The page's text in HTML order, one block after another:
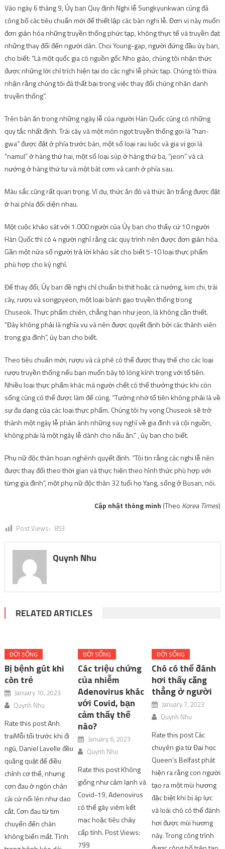
Vào ngày 6 tháng 9, Ủy ban Quy định Nghi lễ Sungkyunkwan cũng đã
công bố các tiêu chuẩn mới để thiết lập các bàn nghi lễ. Đơn vị này muốn
đơn giản hóa những truyền thống phức tạp, không thực tế và truyền đạt
những thay đổi đến người dân. Choi Young-gap, người đứng đầu ủy ban,
cho biết: “Là một quốc gia có nguồn gốc Nho giáo, chúng tôi nhận thức
được những lời chỉ trích hiện tại do các nghi lễ phức tạp. Chúng tôi thừa
nhận rằng chúng tôi đã thất bại trong việc thay đổi chúng nhân danh
truyền thống”.
Trên bàn ăn trong những ngày lễ của người Hàn Quốc cũng có những
quy tắc nhất định. Trái cây và một món ngọt truyền thống gọi là “han-
gwa” được đặt ở phía trước bàn, một số loại rau luộc và gia vị gọi là
“namul” ở hàng thứ hai, một số loại súp ở hàng thứ ba, “jeon” và cá
nướng ở hàng thứ tư và một bát cơm và canh ở phía sau.
Màu sắc cũng rất quan trọng. Ví dụ, thức ăn đỏ và thức ăn trắng được đặt
ở hai phía đối diện nhau.
Một cuộc khảo sát với 1.000 người của Ủy ban cho thấy cứ 10 người
Hàn Quốc thì có 4 người nghĩ rằng các quy trình nên được đơn giản hóa.
Gần một nửa số người trả lời khảo sát cho biết 5-10 loại thực phẩm
phù hợp cho kỳ nghỉ.
Để thay đổi, Ủy ban đề nghị chỉ chuẩn bị thịt hoặc cá nướng, kim chi, trái
cây, rượu và songpyeon, một loại bánh gạo truyền thống trong
Chuseok. Thực phẩm chiên, chẳng hạn như jeon, là không cần thiết.
“Đây không phải là nghĩa vụ và nên được quyết định bởi các thành viên
trong gia đình”, ủy ban cho biết.
Theo tiêu chuẩn mới, rượu và cà phê có thể được thay thế cho các loại
rượu truyền thống nếu bạn muốn bày tỏ lòng kính trọng với tổ tiên.
Nhiều loại thực phẩm khác mà người chết có thể thưởng thức khi còn
sống cũng có thể được làm để cúng. “Tưởng nhớ tổ tiên không phải là về
sự đa dạng của các loại thực phẩm. Chúng tôi hy vọng Chuseok sẽ trở
thành một ngày lễ phản ánh những suy nghĩ về gia đình và cội nguồn,
không phải là một ngày lễ dành cho nấu ăn.” , ủy ban cho biết.
Phụ nữ độc thân hoan nghênh quyết định. “Tôi tin rằng các nghi lễ nên
được thay đổi theo thời gian và thực hiện theo hình thức phù hợp với
từng gia đình”, một phụ nữ độc thân 32 tuổi họ Yang, sống ở Busan, nói.
Cập nhật thông minh (Theo Korea Times)
Post Views: 853
Quynh Nhu
RELATED ARTICLES
ĐỜI SỐNG
Bị bệnh gút khi
còn trẻ
January 10, 2023
Quynh Nhu
Rate this post Anh
traiMỗi tối trước khi đi
ngủ, Daniel Lavelle đều
quăng quật để điều
chỉnh cơ thể, nhưng
cơn đau ở ngón chân
cái cứ nổi lên như dao
cắt. Cơn đau từ tim
chuyển đến chân
không biến mất. Tình
ĐỜI SỐNG
Các triệu chứng
của nhiễm
Adenovirus khác
với Covid, bạn
cảm thấy thế
nào?
January 6, 2023
Quynh Nhu
Rate this post Không
giống như cảm lạnh và
Covid-19, Adenovirus
có thể gây viêm kết
mạc hoặc tiêu chảy
cấp tính. Post Views:
799
ĐỜI SỐNG
Chó có thể đánh
hơi thấy căng
thẳng ở người
January 7, 2023
Quynh Nhu
Rate this post Các
chuyên gia từ Đại học
Queen’s Belfast phát
hiện ra rằng con người
tạo ra một mùi hương
đặc biệt khi bị áp lực
và loài chó có thể đánh
hơi được mùi hương
này. Trong công trình